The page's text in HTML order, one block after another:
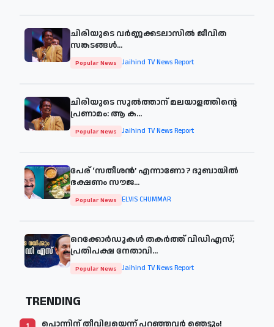
ചിരിയുടെ വര്‍ണ്ണക്കടലാസില്‍ ജീവിത
സങ്കടങ്ങള്‍...
Popular News Jaihind TV News Report
ചിരിയുടെ സുൽത്താന് മലയാളത്തിന്റെ
പ്രണാമം: ആ ക...
Popular News Jaihind TV News Report
പേര് ‘സതീശന്‍’ എന്നാണോ ? ദുബായില്‍
ഭക്ഷണം സൗജ...
Popular News ELVIS CHUMMAR
റെക്കോർഡുകൾ തകർത്ത് വിഡിഎസ്;
പ്രതിപക്ഷ നേതാവി...
Popular News Jaihind TV News Report
TRENDING
പൊന്നിന് തീവിലയെന്ന് പറഞ്ഞവർ ഞെട്ടും!